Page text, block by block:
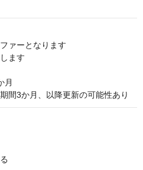
ァーとなります
ます
月
間3か月、以降更新の可能性あり